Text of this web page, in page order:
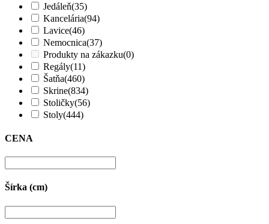
Jedáleň(35)
Kancelária(94)
Lavice(46)
Nemocnica(37)
Produkty na zákazku(0)
Regály(11)
Šatňa(460)
Skrine(834)
Stoličky(56)
Stoly(444)
CENA
Šírka (cm)